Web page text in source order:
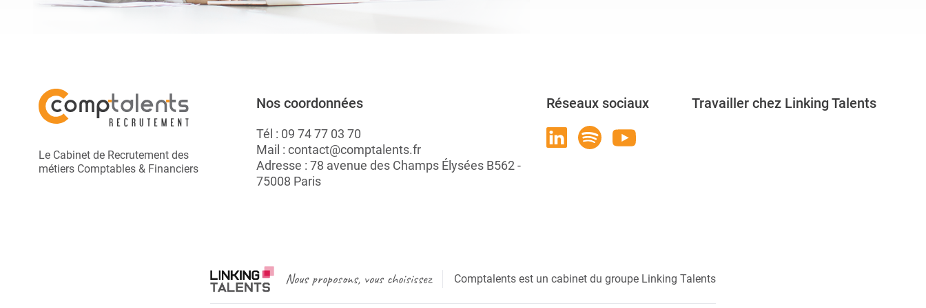
Le Cabinet de Recrutement des
métiers Comptables & Financiers
Nos coordonnées
Tél : 09 74 77 03 70
Mail : contact@comptalents.fr
Adresse : 78 avenue des Champs Élysées B562 -
75008 Paris
Réseaux sociaux Travailler chez Linking Talents
Nous proposons, vous choisissez Comptalents est un cabinet du groupe Linking Talents